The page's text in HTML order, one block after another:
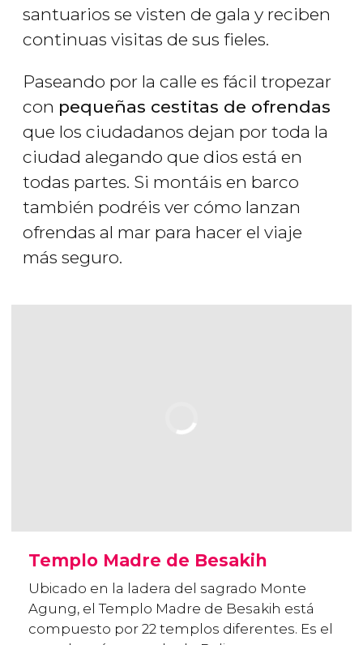
santuarios se visten de gala y reciben
continuas visitas de sus fieles.
Paseando por la calle es fácil tropezar
con pequeñas cestitas de ofrendas
que los ciudadanos dejan por toda la
ciudad alegando que dios está en
todas partes. Si montáis en barco
también podréis ver cómo lanzan
ofrendas al mar para hacer el viaje
más seguro.
Templo Madre de Besakih
Ubicado en la ladera del sagrado Monte
Agung, el Templo Madre de Besakih está
compuesto por 22 templos diferentes. Es el